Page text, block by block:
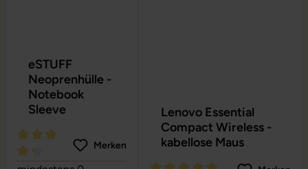
eSTUFF
Neoprenhülle -
Notebook
Sleeve
Merken
Lenovo Essential
Compact Wireless -
kabellose Maus